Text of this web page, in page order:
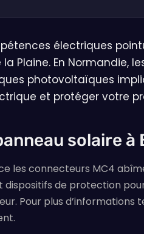
électriques
En Normandie,
photovoltaïques
et protéger votre
solaire à
les connecteurs MC4
de protection
Pour plus d’informations